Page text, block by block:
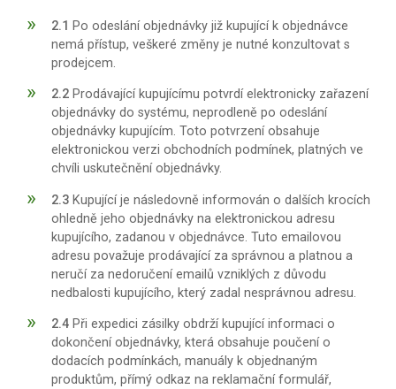
2.1 Po odeslání objednávky již kupující k objednávce
nemá přístup, veškeré změny je nutné konzultovat s
prodejcem.
2.2 Prodávající kupujícímu potvrdí elektronicky zařazení
objednávky do systému, neprodleně po odeslání
objednávky kupujícím. Toto potvrzení obsahuje
elektronickou verzi obchodních podmínek, platných ve
chvíli uskutečnění objednávky.
2.3 Kupující je následovně informován o dalších krocích
ohledně jeho objednávky na elektronickou adresu
kupujícího, zadanou v objednávce. Tuto emailovou
adresu považuje prodávající za správnou a platnou a
neručí za nedoručení emailů vzniklých z důvodu
nedbalosti kupujícího, který zadal nesprávnou adresu.
2.4 Při expedici zásilky obdrží kupující informaci o
dokončení objednávky, která obsahuje poučení o
dodacích podmínkách, manuály k objednaným
produktům, přímý odkaz na reklamační formulář,